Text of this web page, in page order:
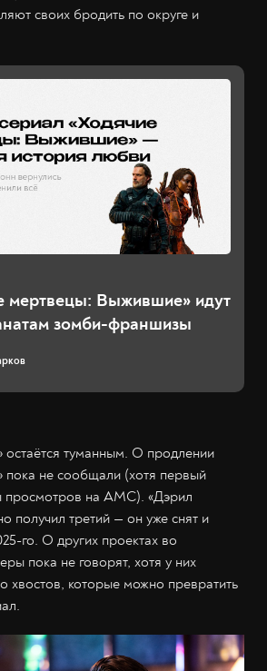
своих бродить по округе и
мертвецы: Выжившие» идут
зомби-франшизы
остаётся туманным. О продлении
пока не сообщали (хотя первый
просмотров на AMC). «Дэрил
получил третий — он уже снят и
го. О других проектах во
пока не говорят, хотя у них
хвостов, которые можно превратить